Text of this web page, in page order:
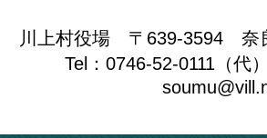
川上村役場 〒639-3594 奈
Tel：0746-52-0111（